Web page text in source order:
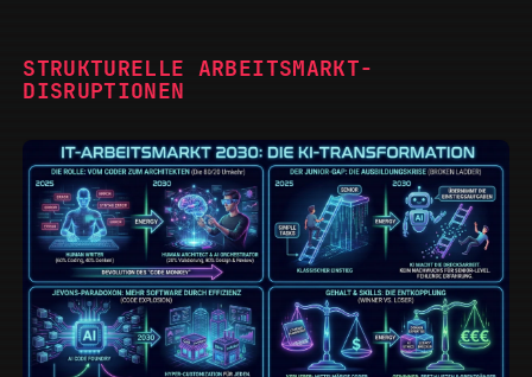
STRUKTURELLE ARBEITSMARKT-
DISRUPTIONEN